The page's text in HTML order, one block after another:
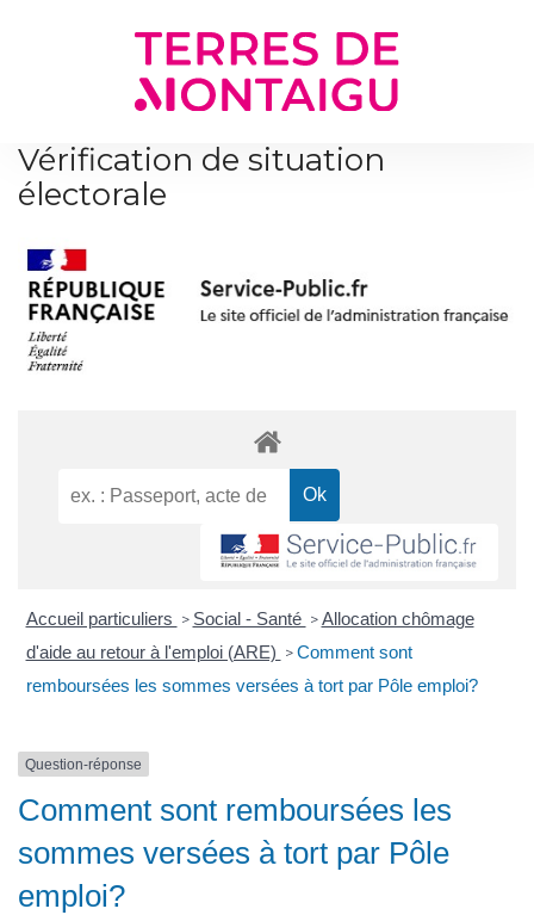
Vérification de situation
électorale
Accueil particuliers > Social - Santé > Allocation chômage
d'aide au retour à l'emploi (ARE) > Comment sont
remboursées les sommes versées à tort par Pôle emploi?
Question-réponse
Comment sont remboursées les
sommes versées à tort par Pôle
emploi?